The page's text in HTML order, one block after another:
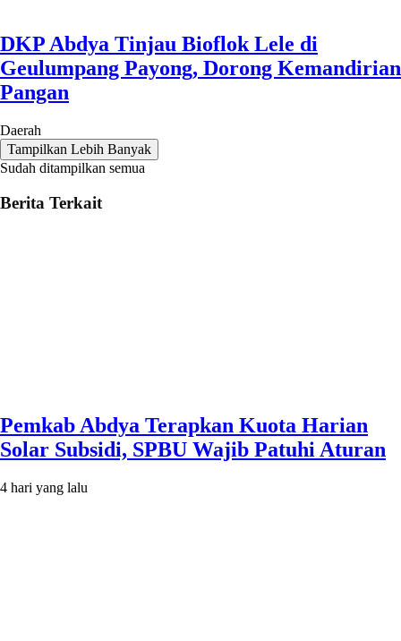
DKP Abdya Tinjau Bioflok Lele di
Geulumpang Payong, Dorong Kemandirian
Pangan
Daerah
Tampilkan Lebih Banyak
Sudah ditampilkan semua
Berita Terkait
Pemkab Abdya Terapkan Kuota Harian
Solar Subsidi, SPBU Wajib Patuhi Aturan
4 hari yang lalu